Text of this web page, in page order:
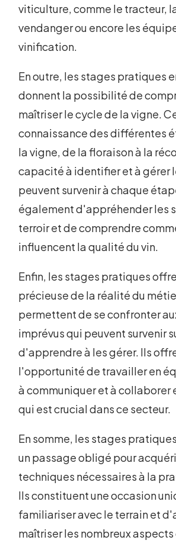
viticulture, comme le tracteur,
vendanger ou encore les
vinification.
En outre, les stages pratiques
donnent la possibilité de
maîtriser le cycle de la vigne.
connaissance des différentes
la vigne, de la floraison à la
capacité à identifier et à gérer
peuvent survenir à chaque
également d'appréhender les
terroir et de comprendre
influencent la qualité du vin.
Enfin, les stages pratiques
précieuse de la réalité du
permettent de se confronter
imprévus qui peuvent survenir
d'apprendre à les gérer. Ils
l'opportunité de travailler en
à communiquer et à collaborer
qui est crucial dans ce secteur.
En somme, les stages
un passage obligé pour
techniques nécessaires à la
Ils constituent une occasion
familiariser avec le terrain et
maîtriser les nombreux